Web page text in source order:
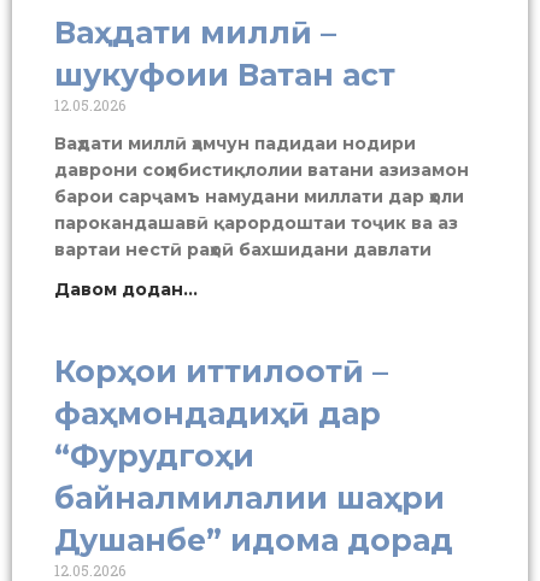
Ваҳдати миллӣ –
шукуфоии Ватан аст
12.05.2026
Ваҳдати миллӣ ҳамчун падидаи нодири
даврони соҳибистиқлолии ватани азизамон
барои сарҷамъ намудани миллати дар ҳоли
парокандашавӣ қарордоштаи тоҷик ва аз
вартаи нестӣ раҳоӣ бахшидани давлати
Давом додан...
Корҳои иттилоотӣ –
фаҳмондадиҳӣ дар
“Фурудгоҳи
байналмилалии шаҳри
Душанбе” идома дорад
12.05.2026